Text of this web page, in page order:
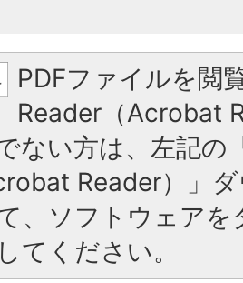
PDFファイルを閲
Reader（Acrobat
ない方は、左記の
Reader）」
、ソフトウェア
てください。